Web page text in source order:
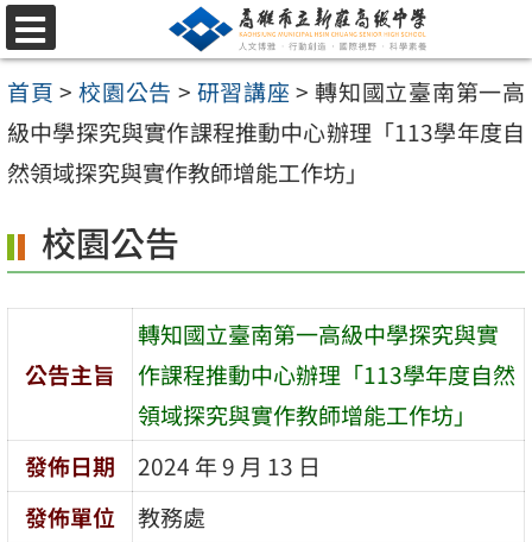
跳
至
主
要
內
區
選
單
首頁 > 校園公告 > 研習講座 > 轉知國立臺南第一高
級中學探究與實作課程推動中心辦理「113學年度自
然領域探究與實作教師增能工作坊」
校園公告
公告主旨
轉知國立臺南第一高級中學探究與實
作課程推動中心辦理「113學年度自然
領域探究與實作教師增能工作坊」
發佈日期
2024 年 9 月 13 日
發佈單位
教務處